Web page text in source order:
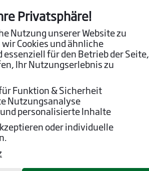
(6)
(7)
Marlow (3)
Privatsphäre!
Nutzung unserer Website zu
Cookies und ähnliche
essenziell für den Betrieb der Seite,
Ihr Nutzungserlebnis zu
Funktion & Sicherheit
Nutzungsanalyse
und personalisierte Inhalte
oder individuelle